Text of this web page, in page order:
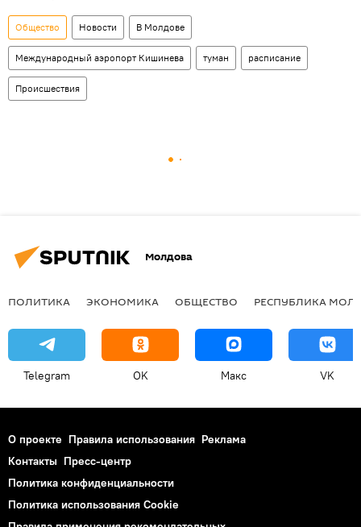
Общество Новости В Молдове
Международный аэропорт Кишинева туман расписание
Происшествия
Молдова
ПОЛИТИКА ЭКОНОМИКА ОБЩЕСТВО РЕСПУБЛИКА
Telegram OK Макс VK
О проекте Правила использования Реклама
Контакты Пресс-центр
Политика конфиденциальности
Политика использования Cookie